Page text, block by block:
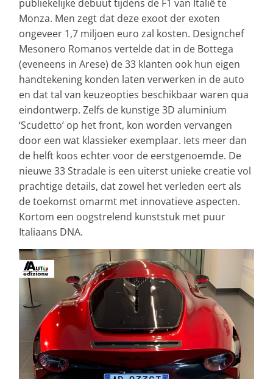
publiekelijke debuut tijdens de F1 van Italië te
Monza. Men zegt dat deze exoot der exoten
ongeveer 1,7 miljoen euro zal kosten. Designchef
Mesonero Romanos vertelde dat in de Bottega
(eveneens in Arese) de 33 klanten ook hun eigen
handtekening konden laten verwerken in de auto
en dat tal van keuzeopties beschikbaar waren qua
eindontwerp. Zelfs de kunstige 3D aluminium
‘Scudetto’ op het front, kon worden vervangen
door een wat klassieker exemplaar. Iets meer dan
de helft koos echter voor de eerstgenoemde. De
nieuwe 33 Stradale is een uiterst unieke creatie vol
prachtige details, dat zowel het verleden eert als
de toekomst omarmt met innovatieve aspecten.
Kortom een oogstrelend kunststuk met puur
Italiaans DNA.